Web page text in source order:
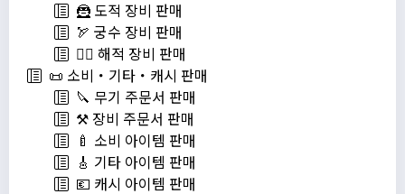
🦹 도적 장비 판매
🏹 궁수 장비 판매
🏴‍☠️ 해적 장비 판매
📜 소비・기타・캐시 판매
🔪 무기 주문서 판매
⚒️ 장비 주문서 판매
🍼 소비 아이템 판매
🎸 기타 아이템 판매
💶 캐시 아이템 판매